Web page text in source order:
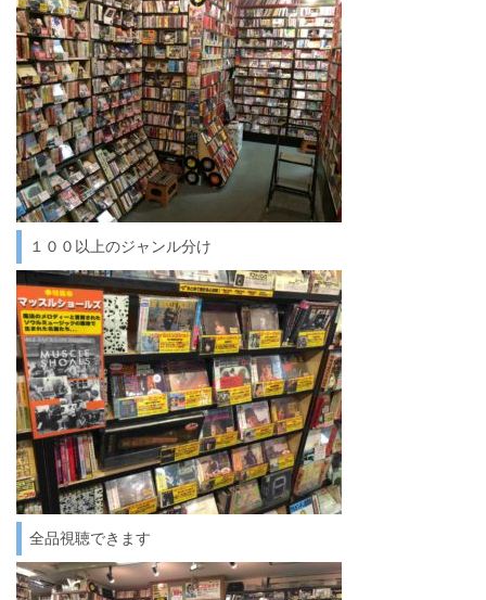
１００以上のジャンル分け
全品視聴できます